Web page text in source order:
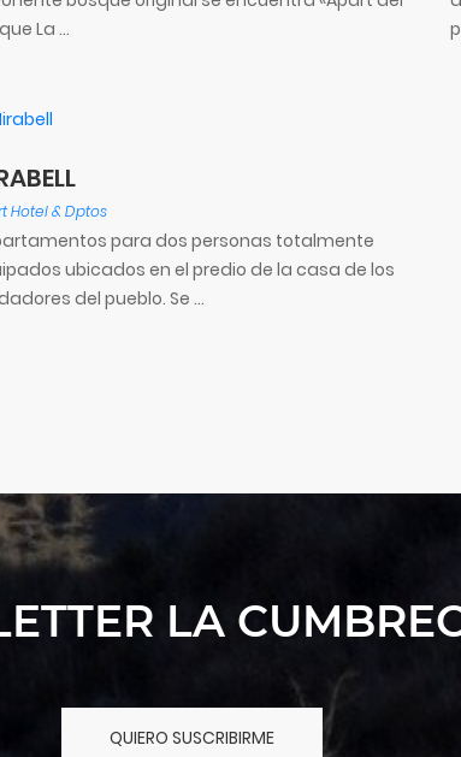
La ...
Hotel & Dptos
para dos personas totalmente
ubicados en el predio de la casa de los
del pueblo. Se ...
LA
QUIERO SUSCRIBIRME